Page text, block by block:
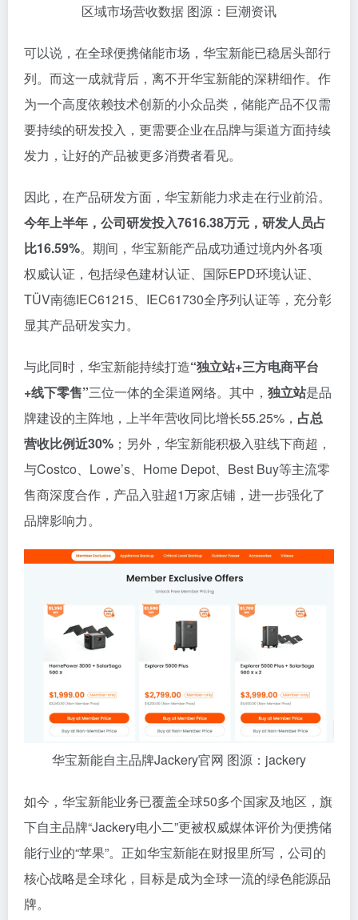
区域市场营收数据 图源：巨潮资讯
可以说，在全球便携储能市场，华宝新能已稳居头部行
列。而这一成就背后，离不开华宝新能的深耕细作。作
为一个高度依赖技术创新的小众品类，储能产品不仅需
要持续的研发投入，更需要企业在品牌与渠道方面持续
发力，让好的产品被更多消费者看见。
因此，在产品研发方面，华宝新能力求走在行业前沿。
今年上半年，公司研发投入7616.38万元，研发人员占
比16.59%。期间，华宝新能产品成功通过境内外各项
权威认证，包括绿色建材认证、国际EPD环境认证、
TÜV南德IEC61215、IEC61730全序列认证等，充分彰
显其产品研发实力。
与此同时，华宝新能持续打造“独立站+三方电商平台
+线下零售”三位一体的全渠道网络。其中， 独立站是品
牌建设的主阵地，上半年营收同比增长55.25%， 占总
营收比例近30% ；另外，华宝新能积极入驻线下商超，
与Costco、Lowe’s、Home Depot、Best Buy等主流零
售商深度合作，产品入驻超1万家店铺，进一步强化了
品牌影响力。
华宝新能自主品牌Jackery官网 图源：jackery
如今，华宝新能业务已覆盖全球50多个国家及地区，旗
下自主品牌“Jackery电小二”更被权威媒体评价为便携储
能行业的“苹果”。正如华宝新能在财报里所写，公司的
核心战略是全球化，目标是成为全球一流的绿色能源品
牌。